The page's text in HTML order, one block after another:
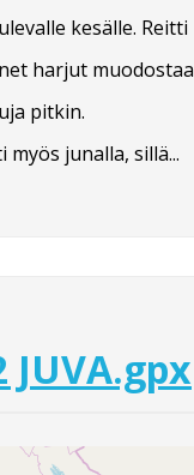
kesälle. Reitti
harjut muodostaa
pitkin.
junalla, sillä...
JUVA.gpx